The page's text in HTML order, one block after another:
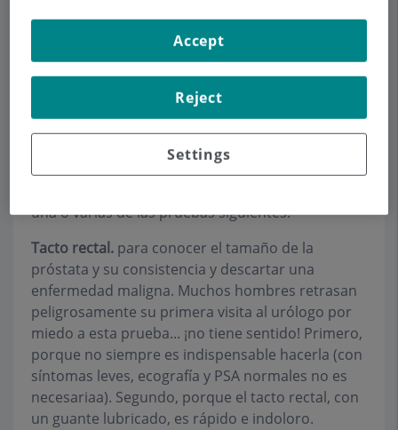
Episodios de imperiosidad o urgencia
miccional intensa
¿Cómo se diagnostica la próstata
una o varias de las pruebas siguientes:
Tacto rectal. para conocer el tamaño de la
próstata y su consistencia y descartar una
enfermedad maligna. Muchos hombres retrasan
peligrosamente su primera visita al urólogo por
miedo a esta prueba... ¡no tiene sentido! Primero,
porque no siempre es indispensable hacerla (con
síntomas leves, ecografía y PSA normales no es
necesariaa). Segundo, porque el tacto rectal, con
un guante lubricado, es rápido e indoloro.
Settings
Reject
Accept